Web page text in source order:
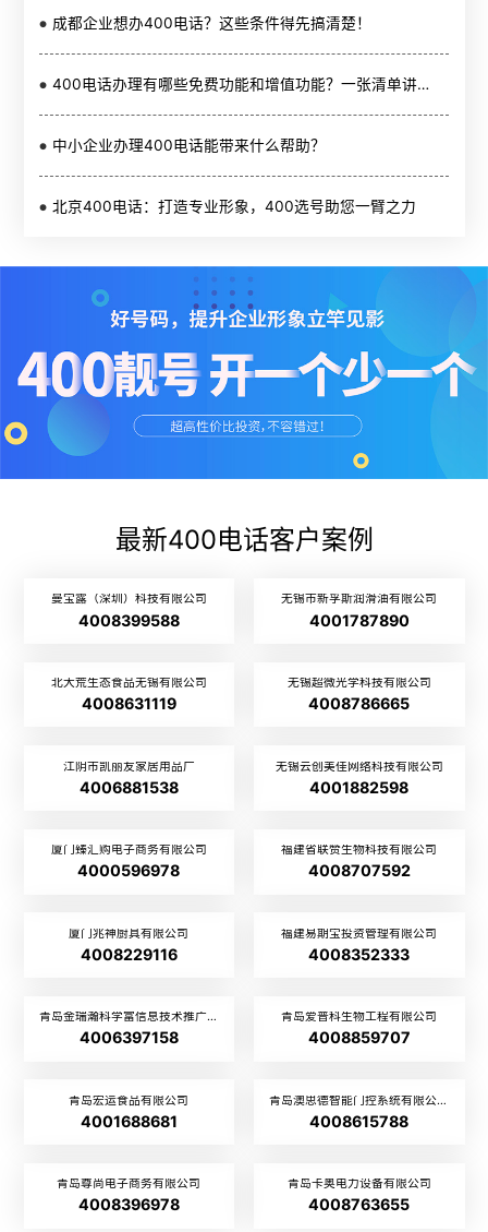
成都企业想办400电话？这些条件得先搞清楚！
400电话办理有哪些免费功能和增值功能？一张清单讲清楚
中小企业办理400电话能带来什么帮助？
北京400电话：打造专业形象，400选号助您一臂之力
最新400电话客户案例
曼宝露（深圳）科技有限公司
4008399588
无锡市新孚斯润滑油有限公司
4001787890
北大荒生态食品无锡有限公司
4008631119
无锡超微光学科技有限公司
4008786665
江阴市凯丽友家居用品厂
4006881538
无锡云创美佳网络科技有限公司
4001882598
厦门臻汇购电子商务有限公司
4000596978
福建省联赞生物科技有限公司
4008707592
厦门兆神厨具有限公司
4008229116
福建易期宝投资管理有限公司
4008352333
青岛金瑞瀚科学富信息技术推广有限公司
4006397158
青岛爱普科生物工程有限公司
4008859707
青岛宏运食品有限公司
4001688681
青岛澳思德智能门控系统有限公司
4008615788
青岛尊尚电子商务有限公司
4008396978
青岛卡奥电力设备有限公司
4008763655